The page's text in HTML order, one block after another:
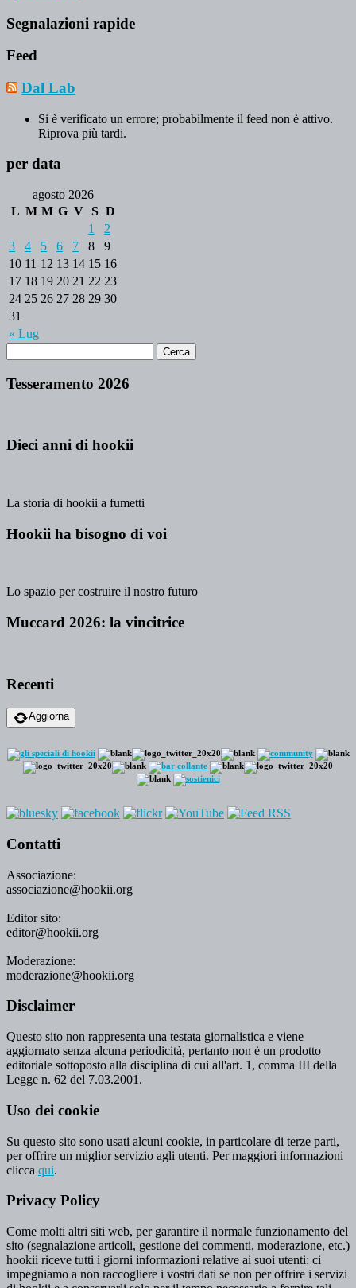
Segnalazioni rapide
Feed
Dal Lab
Si è verificato un errore; probabilmente il feed non è attivo.
Riprova più tardi.
per data
agosto 2026
L M M G V S D
« Lug
1
2
3
4 5 6 7 8
9
10 11 12 13 14 15 16
17 18 19 20 21 22 23
24 25 26 27 28 29 30
31
Tesseramento 2026
Dieci anni di hookii
La storia di hookii a fumetti
Hookii ha bisogno di voi
Lo spazio per costruire il nostro futuro
Muccard 2026: la vincitrice
Recenti
Aggiorna
Contatti
Associazione:
associazione@hookii.org
Editor sito:
editor@hookii.org
Moderazione:
moderazione@hookii.org
Disclaimer
Questo sito non rappresenta una testata giornalistica e viene
aggiornato senza alcuna periodicità, pertanto non è un prodotto
editoriale sottoposto alla disciplina di cui all'art. 1, comma III della
Legge n. 62 del 7.03.2001.
Uso dei cookie
Su questo sito sono usati alcuni cookie, in particolare di terze parti,
per offrire un miglior servizio agli utenti. Per maggiori informazioni
clicca qui.
Privacy Policy
Come molti altri siti web, per garantire il normale funzionamento del
sito (segnalazione articoli, gestione dei commenti, moderazione, etc.)
hookii riceve tutti i giorni informazioni relative ai suoi utenti: ci
impegniamo a non raccogliere i vostri dati se non per offrire i servizi